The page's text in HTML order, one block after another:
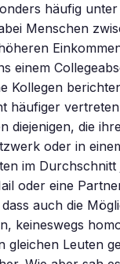
häufig unter
Menschen
einem
Kollegen
häufiger
diejenigen, die
oder in
im Durchschnitt
oder eine
auch die
keineswegs
gleichen Leuten